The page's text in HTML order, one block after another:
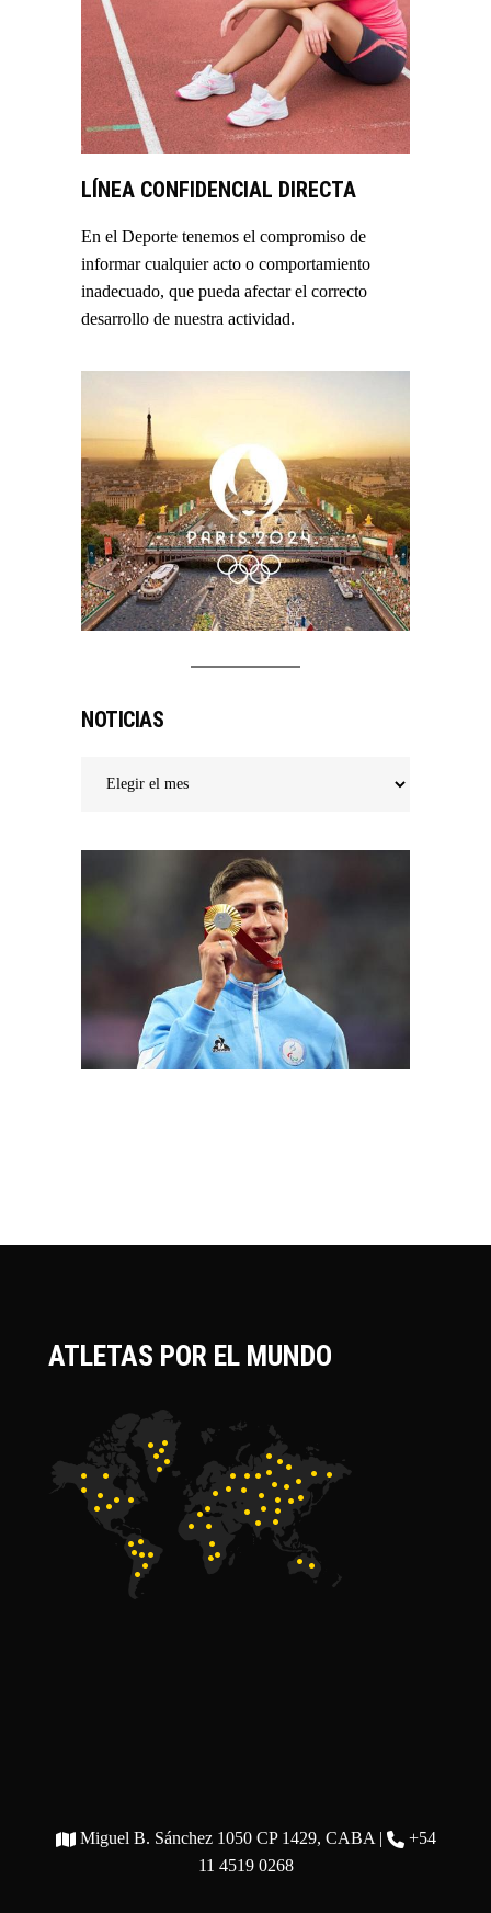
LÍNEA CONFIDENCIAL DIRECTA
En el Deporte tenemos el compromiso de
informar cualquier acto o comportamiento
inadecuado, que pueda afectar el correcto
desarrollo de nuestra actividad.
NOTICIAS
ATLETAS POR EL MUNDO
Miguel B. Sánchez 1050 CP 1429, CABA |
+54
11 4519 0268